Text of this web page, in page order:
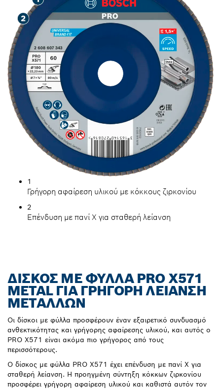
1
Γρήγορη αφαίρεση υλικού με κόκκους ζιρκονίου
2
Επένδυση με πανί X για σταθερή λείανση
ΔΊΣΚΟΣ ΜΕ ΦΎΛΛΑ PRO X571
METAL ΓΙΑ ΓΡΉΓΟΡΗ ΛΕΊΑΝΣΗ
ΜΕΤΆΛΛΩΝ
Οι δίσκοι με φύλλα προσφέρουν έναν εξαιρετικό συνδυασμό
ανθεκτικότητας και γρήγορης αφαίρεσης υλικού, και αυτός ο
PRO X571 είναι ακόμα πιο γρήγορος από τους
περισσότερους.
Ο δίσκος με φύλλα PRO X571 έχει επένδυση με πανί X για
σταθερή λείανση. Η προηγμένη σύντηξη κόκκων ζιρκονίου
προσφέρει γρήγορη αφαίρεση υλικού και καθιστά αυτόν τον